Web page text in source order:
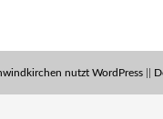
nutzt WordPress